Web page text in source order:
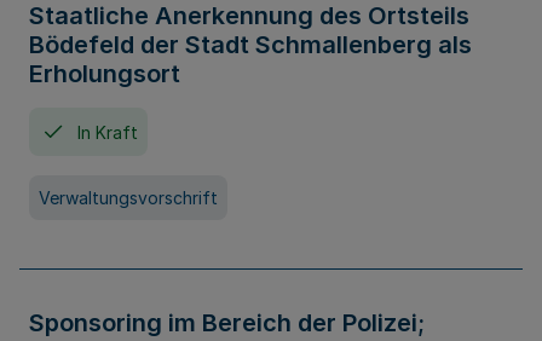
Staatliche Anerkennung des Ortsteils
Bödefeld der Stadt Schmallenberg als
Erholungsort
In Kraft
Verwaltungsvorschrift
Sponsoring im Bereich der Polizei;